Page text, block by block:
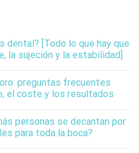
dental? [Todo lo que hay que
la sujeción y la estabilidad]
preguntas frecuentes
el coste y los resultados
personas se decantan por
para toda la boca?